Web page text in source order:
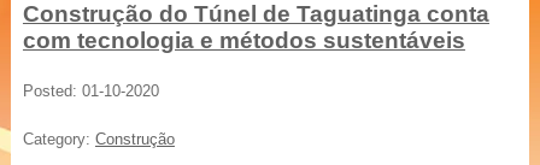
Construção do Túnel de Taguatinga conta
com tecnologia e métodos sustentáveis
Posted: 01-10-2020
Category: Construção